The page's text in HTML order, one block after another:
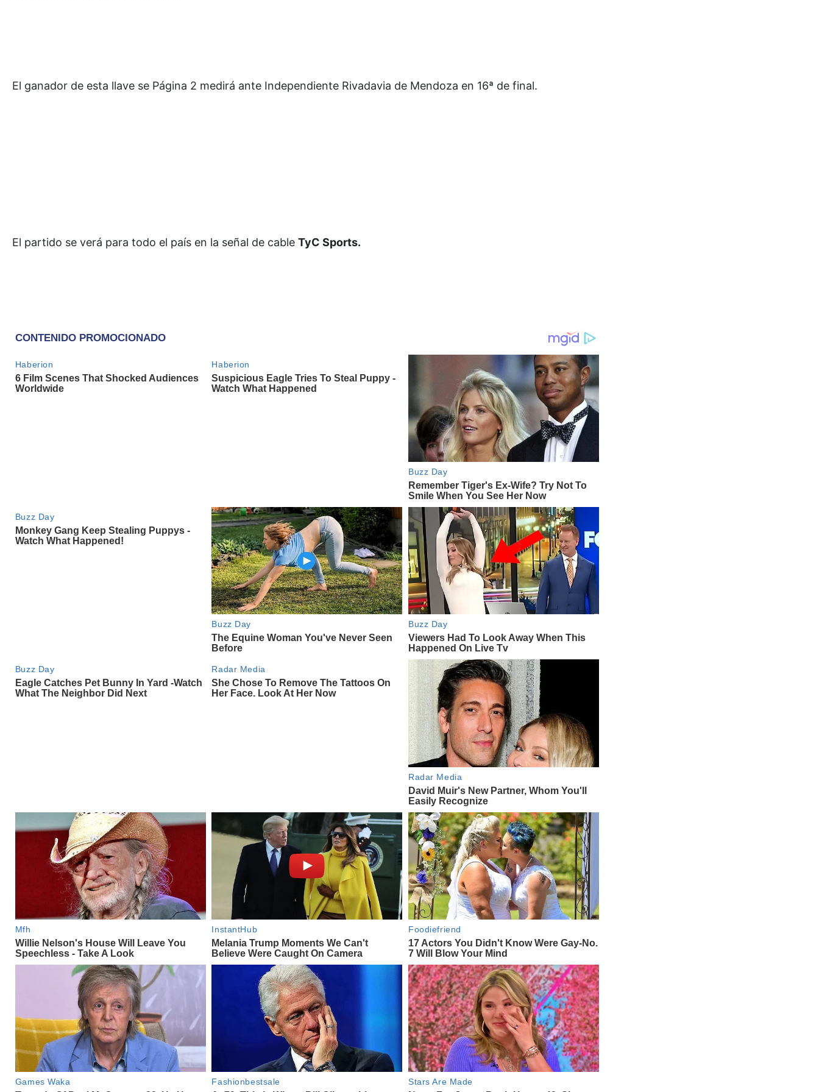
El ganador de esta llave se Página 2 medirá ante Independiente Rivadavia de Mendoza en 16ª de final.
El partido se verá para todo el país en la señal de cable TyC Sports.